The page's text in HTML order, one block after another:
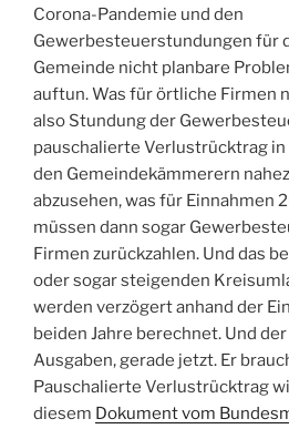
Corona-Pandemie und den
Gewerbesteuerstundungen für
Gemeinde nicht planbare
auftun. Was für örtliche Firmen
also Stundung der
pauschalierte Verlustrücktrag in
den Gemeindekämmerern
abzusehen, was für Einnahmen
müssen dann sogar
Firmen zurückzahlen. Und das
oder sogar steigenden
werden verzögert anhand der
beiden Jahre berechnet. Und
Ausgaben, gerade jetzt. Er
Pauschalierte Verlustrücktrag
diesem Dokument vom